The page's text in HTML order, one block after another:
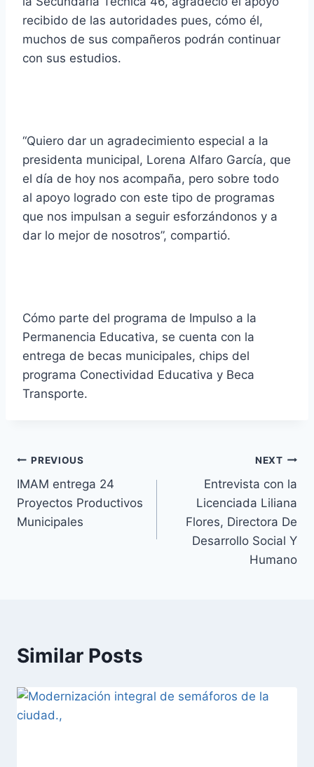
recibido de las autoridades pues, cómo él,
muchos de sus compañeros podrán continuar
con sus estudios.
“Quiero dar un agradecimiento especial a la
presidenta municipal, Lorena Alfaro García, que
el día de hoy nos acompaña, pero sobre todo
al apoyo logrado con este tipo de programas
que nos impulsan a seguir esforzándonos y a
dar lo mejor de nosotros”, compartió.
Cómo parte del programa de Impulso a la
Permanencia Educativa, se cuenta con la
entrega de becas municipales, chips del
programa Conectividad Educativa y Beca
Transporte.
PREVIOUS
IMAM entrega 24
Proyectos Productivos
Municipales
NEXT
Entrevista con la
Licenciada Liliana
Flores, Directora De
Desarrollo Social Y
Humano
Similar Posts